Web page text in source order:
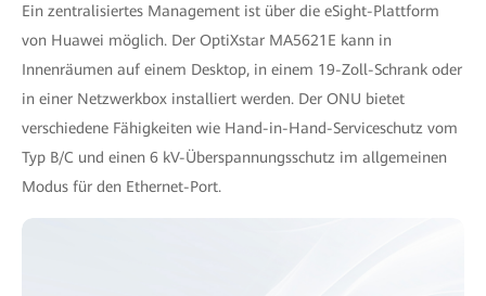
Ein zentralisiertes Management ist über die eSight-Plattform
von Huawei möglich. Der OptiXstar MA5621E kann in
Innenräumen auf einem Desktop, in einem 19-Zoll-Schrank oder
in einer Netzwerkbox installiert werden. Der ONU bietet
verschiedene Fähigkeiten wie Hand-in-Hand-Serviceschutz vom
Typ B/C und einen 6 kV-Überspannungsschutz im allgemeinen
Modus für den Ethernet-Port.